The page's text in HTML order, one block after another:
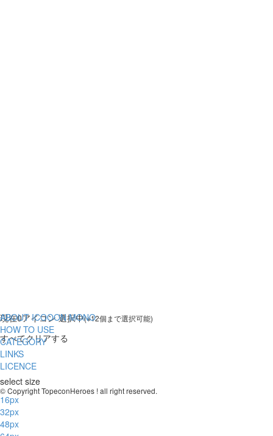
現在0アイコン 選択中(※12個まで選択可能)
すべてクリアする
select size
16px
32px
48px
ABOUT ICOOON MONO
HOW TO USE
CATEGORY
LINKS
LICENCE
© Copyright TopeconHeroes ! all right reserved.